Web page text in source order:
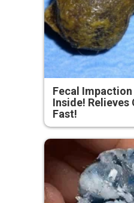
Fecal
Inside!
Fast!